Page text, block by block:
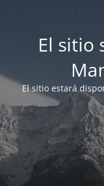
El sitio
El sitio estará